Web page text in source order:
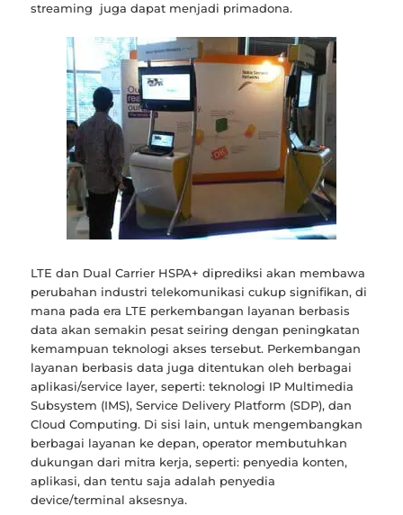
streaming juga dapat menjadi primadona.
LTE dan Dual Carrier HSPA+ diprediksi akan membawa
perubahan industri telekomunikasi cukup signifikan, di
mana pada era LTE perkembangan layanan berbasis
data akan semakin pesat seiring dengan peningkatan
kemampuan teknologi akses tersebut. Perkembangan
layanan berbasis data juga ditentukan oleh berbagai
aplikasi/service layer, seperti: teknologi IP Multimedia
Subsystem (IMS), Service Delivery Platform (SDP), dan
Cloud Computing. Di sisi lain, untuk mengembangkan
berbagai layanan ke depan, operator membutuhkan
dukungan dari mitra kerja, seperti: penyedia konten,
aplikasi, dan tentu saja adalah penyedia
device/terminal aksesnya.